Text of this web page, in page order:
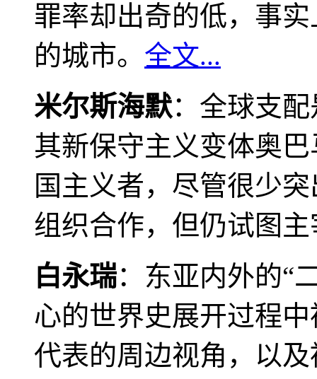
罪率却出奇的低，事
的城市。 全文...
米尔斯海默：全球支
其新保守主义变体奥
国主义者，尽管很少
组织合作，但仍试图
白永瑞：东亚内外的“
心的世界史展开过程
代表的周边视角，以